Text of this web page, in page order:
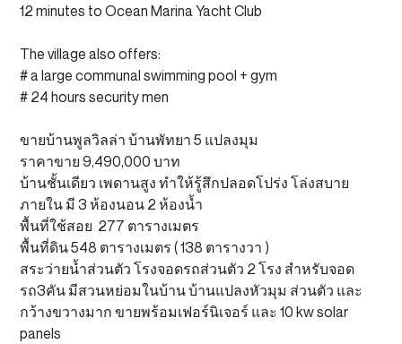
12 minutes to Ocean Marina Yacht Club
The village also offers:
# a large communal swimming pool + gym
# 24 hours security men
ขายบ้านพูลวิลล่า บ้านพัทยา 5 แปลงมุม
ราคาขาย 9,490,000 บาท
บ้านชั้นเดียว เพดานสูง ทำให้รู้สึกปลอดโปร่ง โล่งสบาย
ภายใน มี 3 ห้องนอน 2 ห้องน้ำ
พื้นที่ใช้สอย 277 ตารางเมตร
พื้นที่ดิน 548 ตารางเมตร ( 138 ตารางวา )
สระว่ายน้ำส่วนตัว โรงจอดรถส่วนตัว 2 โรง สำหรับจอด
รถ3คัน มีสวนหย่อมในบ้าน บ้านแปลงหัวมุม ส่วนตัว และ
กว้างขวางมาก ขายพร้อมเฟอร์นิเจอร์ และ 10 kw solar
panels